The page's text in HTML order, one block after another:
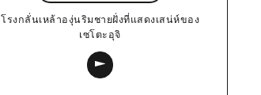
โรงกลั่นเหล้าองุ่นริมชายฝั่งที่แสดงเสน่ห์ของ
เซโตะอุจิ